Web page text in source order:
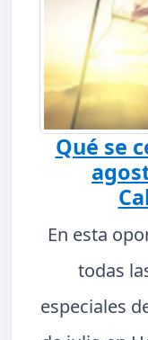
Qué se
En esta
todas
especiales